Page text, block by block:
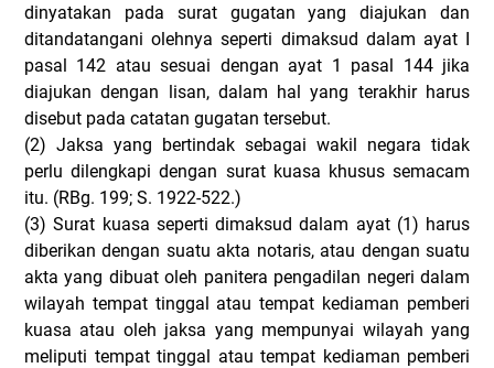
dinyatakan pada surat gugatan yang diajukan dan
ditandatangani olehnya seperti dimaksud dalam ayat I
pasal 142 atau sesuai dengan ayat 1 pasal 144 jika
diajukan dengan lisan, dalam hal yang terakhir harus
disebut pada catatan gugatan tersebut.
(2) Jaksa yang bertindak sebagai wakil negara tidak
perlu dilengkapi dengan surat kuasa khusus semacam
itu. (RBg. 199; S. 1922-522.)
(3) Surat kuasa seperti dimaksud dalam ayat (1) harus
diberikan dengan suatu akta notaris, atau dengan suatu
akta yang dibuat oleh panitera pengadilan negeri dalam
wilayah tempat tinggal atau tempat kediaman pemberi
kuasa atau oleh jaksa yang mempunyai wilayah yang
meliputi tempat tinggal atau tempat kediaman pemberi